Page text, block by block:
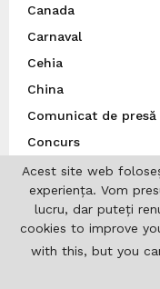
Canada
Carnaval
Cehia
China
Comunicat de presă
Concurs
Consilier MPU
Consiliul Europei
Consulatul General
Copii
Acest site web
experiența. Vom
lucru, dar puteți
cookies to improve
with this, but you